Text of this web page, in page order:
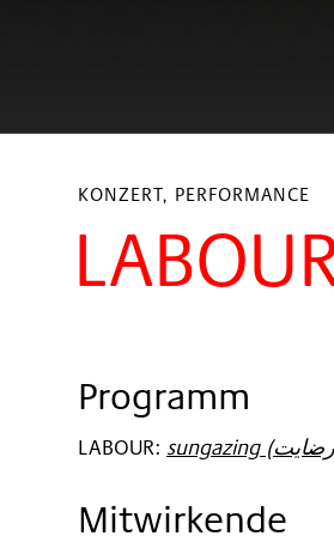
KONZERT, PERFORMANCE
Programm
LABOUR:
Mitwirkende